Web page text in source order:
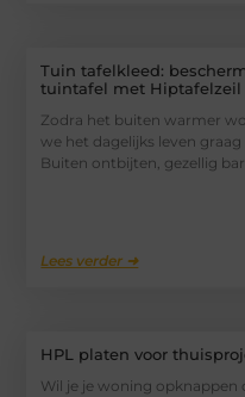
Tuin tafelkleed:
tuintafel met Hiptafelzeil
Zodra het buiten warmer
we het dagelijks leven graag
Buiten ontbijten, gezellig
Lees verder ➜
HPL platen voor
Wil je je woning opknappen